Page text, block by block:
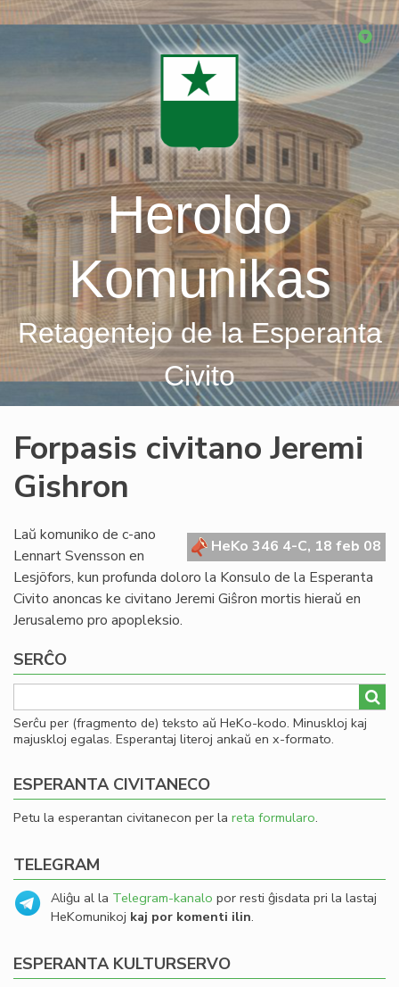
Skip
Heroldo
Komunikas
Retagentejo de la Esperanta
Civito
Forpasis civitano Jeremi
Gishron
HeKo 346 4-C, 18 feb 08
Laŭ komuniko de c-ano
Lennart Svensson en
Lesjöfors, kun profunda doloro la Konsulo de la Esperanta
Civito anoncas ke civitano Jeremi Giŝron mortis hieraŭ en
Jerusalemo pro apopleksio.
SERĈO
Serĉu per (fragmento de) teksto aŭ HeKo-kodo. Minuskloj kaj
majuskloj egalas. Esperantaj literoj ankaŭ en x-formato.
ESPERANTA CIVITANECO
Petu la esperantan civitanecon per la reta formularo.
TELEGRAM
Aliĝu al la Telegram-kanalo por resti ĝisdata pri la lastaj
HeKomunikoj kaj por komenti ilin.
ESPERANTA KULTURSERVO